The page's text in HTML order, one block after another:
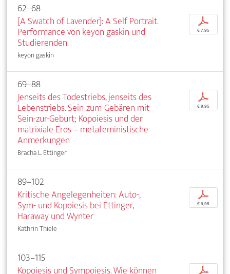
62–68
[A Swatch of Lavender]: A Self Portrait.
Performance von keyon gaskin und
Studierenden.
keyon gaskin
p
€ 7,95
69–88
Jenseits des Todestriebs, jenseits des
Lebenstriebs. Sein-zum-Gebären mit
Sein-zur-Geburt; Kopoiesis und der
matrixiale Eros – metafeministische
Anmerkungen
Bracha L. Ettinger
p
€ 9,95
89–102
Kritische Angelegenheiten: Auto-,
Sym- und Kopoiesis bei Ettinger,
Haraway und Wynter
Kathrin Thiele
p
€ 9,95
103–115
Kopoiesis und Sympoiesis. Wie können
p